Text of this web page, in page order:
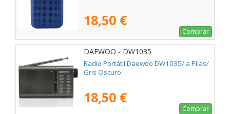
18,50 €
Comprar
DAEWOO - DW1035
Radio Portátil Daewoo DW1035/ a Pilas/
Gris Oscuro
18,50 €
Comprar